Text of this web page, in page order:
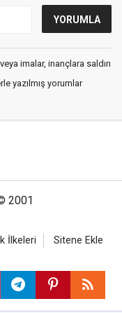
imalar, inançlara saldırı
yazılmış yorumlar
2001
İlkeleri Sitene Ekle